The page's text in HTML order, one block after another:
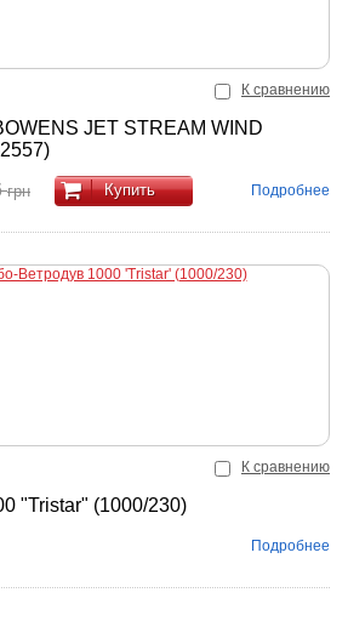
К сравнению
JET STREAM WIND
грн Купить Подробнее
К сравнению
"Tristar" (1000/230)
Подробнее